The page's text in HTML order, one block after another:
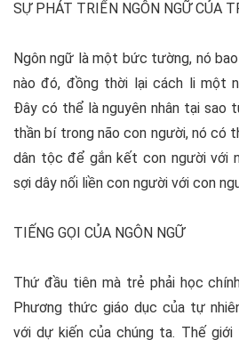
SỰ PHÁT TRIỂN NGÔN NGỮ CỦA
Ngôn ngữ là một bức tường, nó
nào đó, đồng thời lại cách li một
Đây có thể là nguyên nhân tại sao
thần bí trong não con người, nó có
dân tộc để gắn kết con người với
sợi dây nối liền con người với con
TIẾNG GỌI CỦA NGÔN NGỮ
Thứ đầu tiên mà trẻ phải học
Phương thức giáo dục của tự
với dự kiến của chúng ta. Thế